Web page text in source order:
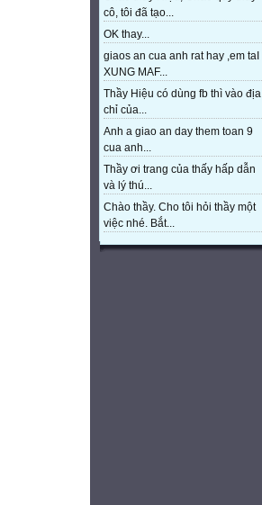
cô, tôi đã tạo...
OK thay...
giaos an cua anh rat hay ,em taI
XUNG MAF...
Thầy Hiệu có dùng fb thì vào địa
chỉ của...
Anh a giao an day them toan 9
cua anh...
Thầy ơi trang của thấy hấp dẫn
và lý thú...
Chào thầy. Cho tôi hỏi thầy một
việc nhé. Bắt...